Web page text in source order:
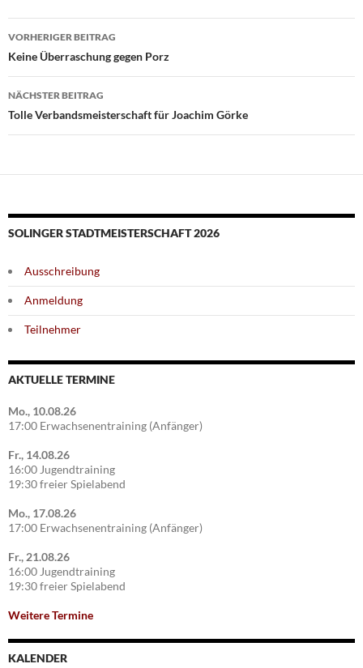
Beitragsnavigation
VORHERIGER BEITRAG
Keine Überraschung gegen Porz
NÄCHSTER BEITRAG
Tolle Verbandsmeisterschaft für Joachim Görke
SOLINGER STADTMEISTERSCHAFT 2026
Ausschreibung
Anmeldung
Teilnehmer
AKTUELLE TERMINE
Mo., 10.08.26
17:00 Erwachsenentraining (Anfänger)
Fr., 14.08.26
16:00 Jugendtraining
19:30 freier Spielabend
Mo., 17.08.26
17:00 Erwachsenentraining (Anfänger)
Fr., 21.08.26
16:00 Jugendtraining
19:30 freier Spielabend
Weitere Termine
KALENDER